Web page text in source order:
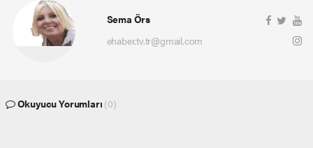
Sema Örs
ehaber.tv.tr@gmail.com
Okuyucu Yorumları (0)